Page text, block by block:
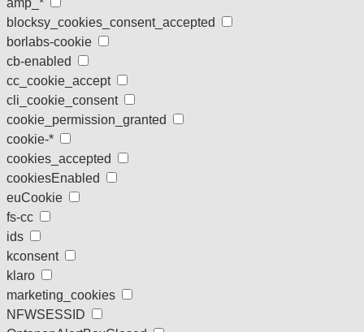
amp_*
blocksy_cookies_consent_accepted
borlabs-cookie
cb-enabled
cc_cookie_accept
cli_cookie_consent
cookie_permission_granted
cookie-*
cookies_accepted
cookiesEnabled
euCookie
fs-cc
ids
kconsent
klaro
marketing_cookies
NFWSESSID